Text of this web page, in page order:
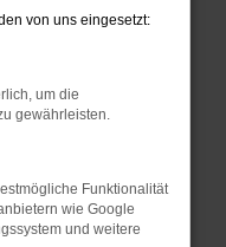
Seiten
in einem
vorübergehende
von uns eingesetzt:
um die
gewährleisten.
Funktionalität
wie Google
und weitere